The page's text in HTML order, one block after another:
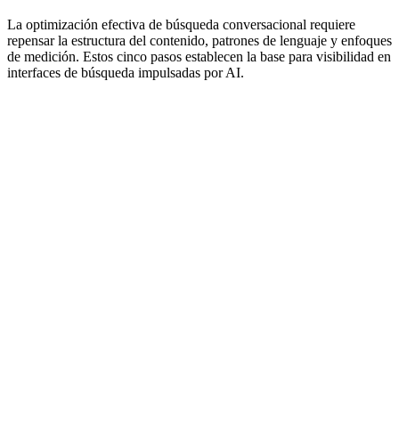
La optimización efectiva de búsqueda conversacional requiere
repensar la estructura del contenido, patrones de lenguaje y enfoques
de medición. Estos cinco pasos establecen la base para visibilidad en
interfaces de búsqueda impulsadas por AI.